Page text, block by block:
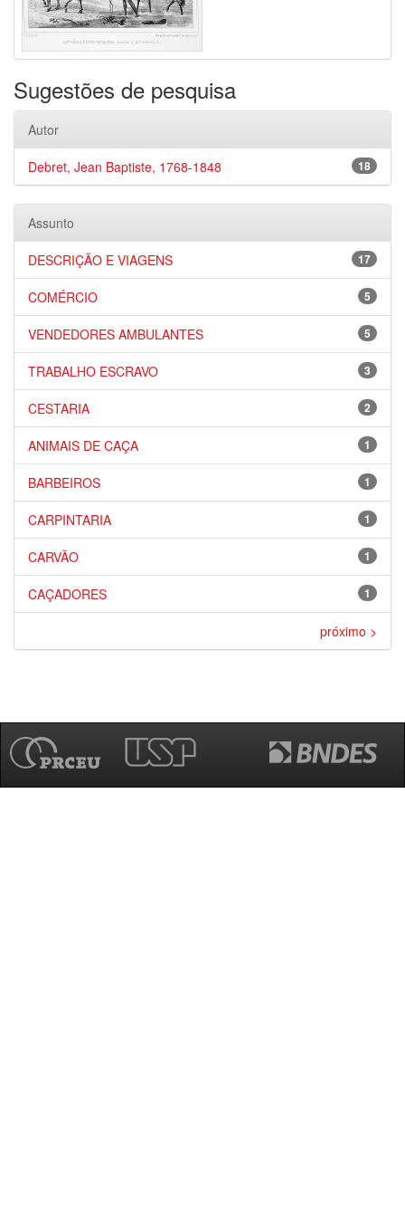
Sugestões de pesquisa
Autor
18
Debret, Jean Baptiste, 1768-1848
Assunto
17
DESCRIÇÃO E VIAGENS
5
COMÉRCIO
5
VENDEDORES AMBULANTES
3
TRABALHO ESCRAVO
2
CESTARIA
1
ANIMAIS DE CAÇA
1
BARBEIROS
1
CARPINTARIA
1
CARVÃO
1
CAÇADORES
próximo >